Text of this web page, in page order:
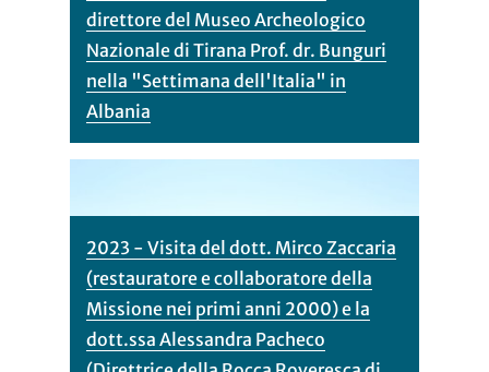
direttore del Museo Archeologico
Nazionale di Tirana Prof. dr. Bunguri
nella "Settimana dell'Italia" in
Albania
2023 - Visita del dott. Mirco Zaccaria
(restauratore e collaboratore della
Missione nei primi anni 2000) e la
dott.ssa Alessandra Pacheco